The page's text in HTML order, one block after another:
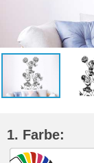
1. Farbe: